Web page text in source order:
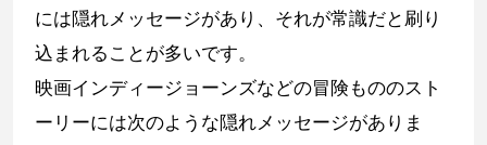
には隠れメッセージがあり、それが常識だと刷り
込まれることが多いです。
映画インディージョーンズなどの冒険もののスト
ーリーには次のような隠れメッセージがありま